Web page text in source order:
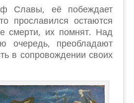
Славы, её побеждает
прославился остаются
смерти, их помнят. Над
очередь, преобладают
в сопровождении своих